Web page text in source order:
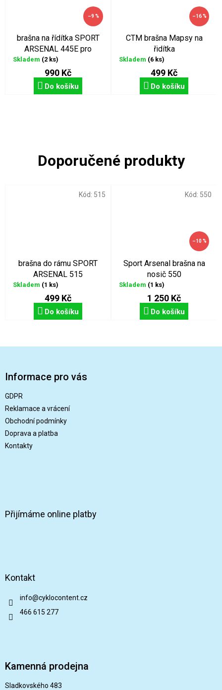
brašna do rámu SPORT
ARSENAL 515
Skladem (1 ks)
499 Kč
Do košíku
Kód: 515
–10 %
Sport Arsenal brašna na
nosič 550
Skladem (1 ks)
1 250 Kč
Do košíku
Kód: 550
–9 %
brašna na řídítka SPORT
ARSENAL 445E pro
elektrokola
Skladem (2 ks)
990 Kč
Do košíku
–16 %
CTM brašna Mapsy na
řidítka
Skladem (6 ks)
499 Kč
Do košíku
Informace pro vás
GDPR
Reklamace a vrácení
Obchodní podmínky
Doprava a platba
Kontakty
Přijímáme online platby
Kontakt
info@cyklocontent.cz
466 615 277
Kamenná prodejna
Sladkovského 483